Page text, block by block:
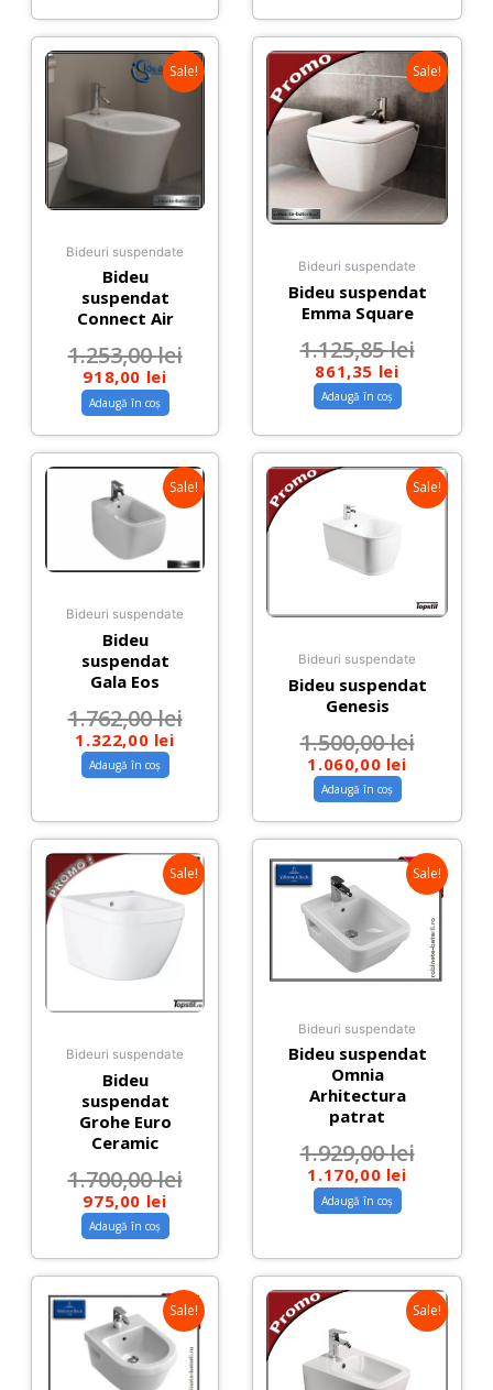
Sale!
Bideuri suspendate
Bideu
suspendat
Connect Air
1.253,00lei
918,00 lei
Adaugă în coș
Sale!
Bideuri suspendate
Bideu suspendat
Emma Square
1.125,85lei
861,35 lei
Adaugă în coș
Sale!
Bideuri suspendate
Bideu
suspendat
Gala Eos
1.762,00lei
1.322,00 lei
Adaugă în coș
Sale!
Bideuri suspendate
Bideu suspendat
Genesis
1.500,00lei
1.060,00 lei
Adaugă în coș
Sale!
Bideuri suspendate
Bideu
suspendat
Grohe Euro
Ceramic
1.700,00lei
975,00 lei
Adaugă în coș
Sale!
Bideuri suspendate
Bideu suspendat
Omnia
Arhitectura
patrat
1.929,00lei
1.170,00 lei
Adaugă în coș
Sale! Sale!